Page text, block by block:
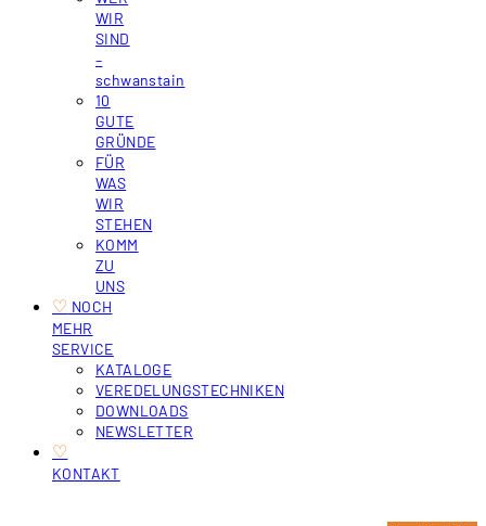
WIR
SIND
–
schwanstain
10
GUTE
GRÜNDE
FÜR
WAS
WIR
STEHEN
KOMM
ZU
UNS
♡ ‎ NOCH
MEHR
SERVICE
KATALOGE
VEREDELUNGSTECHNIKEN
DOWNLOADS
NEWSLETTER
♡
KONTAKT